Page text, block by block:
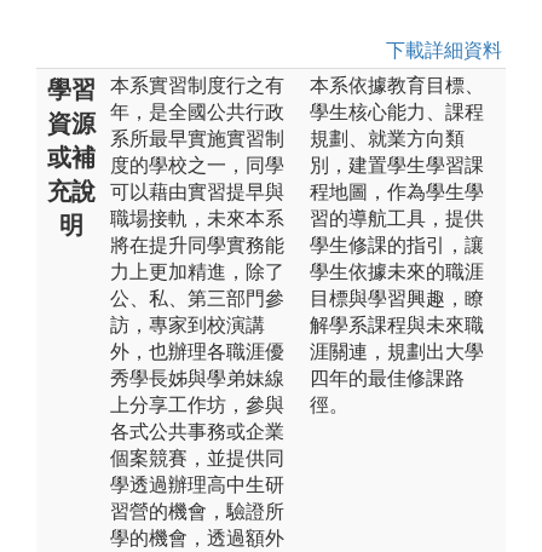
下載詳細資料
學習
資源
或補
充說
明
本系實習制度行之有
年，是全國公共行政
系所最早實施實習制
度的學校之一，同學
可以藉由實習提早與
職場接軌，未來本系
將在提升同學實務能
力上更加精進，除了
公、私、第三部門參
訪，專家到校演講
外，也辦理各職涯優
秀學長姊與學弟妹線
上分享工作坊，參與
各式公共事務或企業
個案競賽，並提供同
學透過辦理高中生研
習營的機會，驗證所
學的機會，透過額外
本系依據教育目標、
學生核心能力、課程
規劃、就業方向類
別，建置學生學習課
程地圖，作為學生學
習的導航工具，提供
學生修課的指引，讓
學生依據未來的職涯
目標與學習興趣，瞭
解學系課程與未來職
涯關連，規劃出大學
四年的最佳修課路
徑。